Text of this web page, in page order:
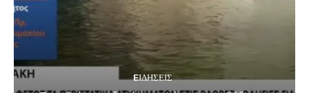
EΙΔΗΣΕΙΣ